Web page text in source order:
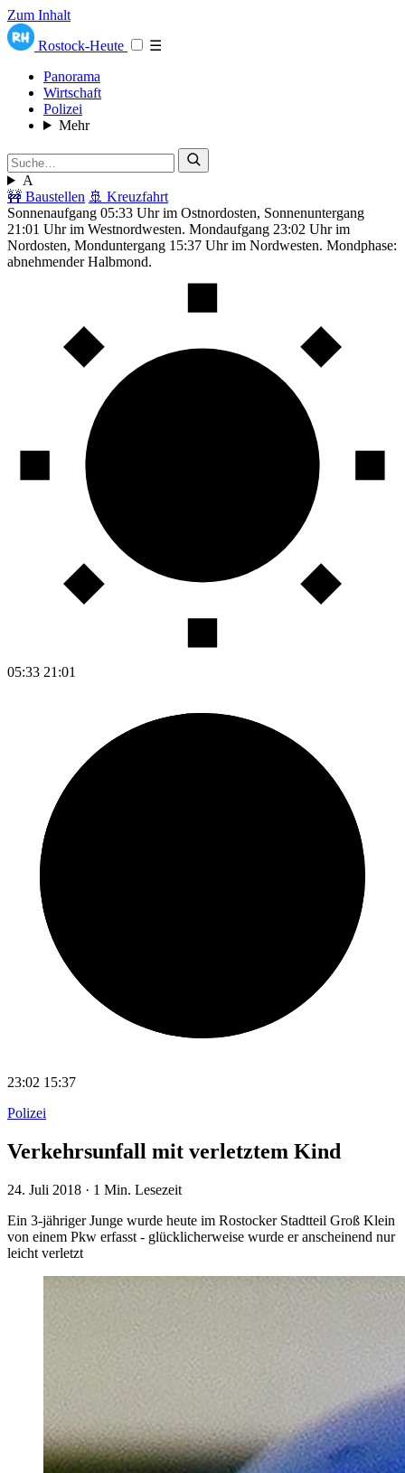
Zum Inhalt
Rostock-Heute
☰
Panorama
Wirtschaft
Polizei
Mehr
A
🚧 Baustellen 🚢 Kreuzfahrt
Sonnenaufgang 05:33 Uhr im Ostnordosten, Sonnenuntergang
21:01 Uhr im Westnordwesten. Mondaufgang 23:02 Uhr im
Nordosten, Monduntergang 15:37 Uhr im Nordwesten. Mondphase:
abnehmender Halbmond.
05:33 21:01
23:02 15:37
Polizei
Verkehrsunfall mit verletztem Kind
24. Juli 2018 · 1 Min. Lesezeit
Ein 3-jähriger Junge wurde heute im Rostocker Stadtteil Groß Klein
von einem Pkw erfasst - glücklicherweise wurde er anscheinend nur
leicht verletzt